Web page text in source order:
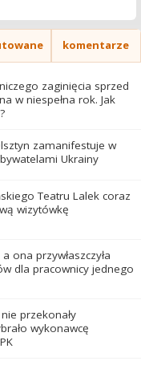
komentarze
zaginięcia sprzed
w niespełna rok. Jak
zamanifestuje w
Ukrainy
Teatru Lalek coraz
wizytówkę
ona przywłaszczyła
dla pracownicy jednego
przekonały
wykonawcę